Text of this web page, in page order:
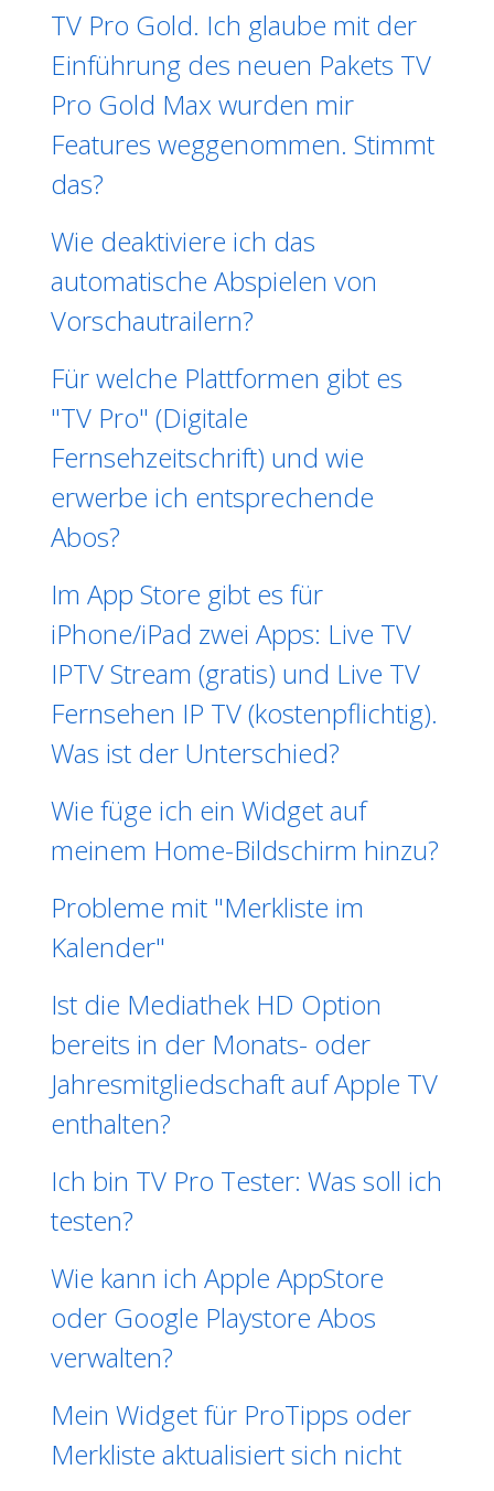
TV Pro Gold. Ich glaube mit der
Einführung des neuen Pakets TV
Pro Gold Max wurden mir
Features weggenommen. Stimmt
das?
Wie deaktiviere ich das
automatische Abspielen von
Vorschautrailern?
Für welche Plattformen gibt es
"TV Pro" (Digitale
Fernsehzeitschrift) und wie
erwerbe ich entsprechende
Abos?
Im App Store gibt es für
iPhone/iPad zwei Apps: Live TV
IPTV Stream (gratis) und Live TV
Fernsehen IP TV (kostenpflichtig).
Was ist der Unterschied?
Wie füge ich ein Widget auf
meinem Home-Bildschirm hinzu?
Probleme mit "Merkliste im
Kalender"
Ist die Mediathek HD Option
bereits in der Monats- oder
Jahresmitgliedschaft auf Apple TV
enthalten?
Ich bin TV Pro Tester: Was soll ich
testen?
Wie kann ich Apple AppStore
oder Google Playstore Abos
verwalten?
Mein Widget für ProTipps oder
Merkliste aktualisiert sich nicht